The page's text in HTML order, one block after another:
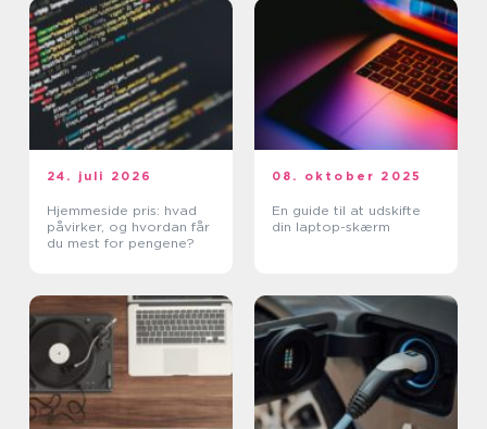
24. juli 2026
Hjemmeside pris: hvad
påvirker, og hvordan får
du mest for pengene?
08. oktober 2025
En guide til at udskifte
din laptop-skærm